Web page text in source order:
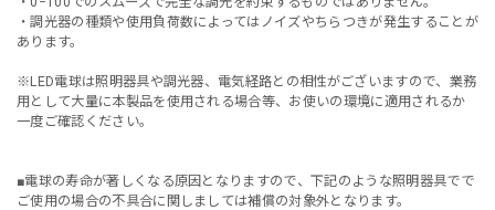
・調光器の種類や使用負荷数によってはノイズやちらつきが発生することが
あります。
※LED電球は照明器具や調光器、電気経路との相性がございますので、業務
用として大量に本製品を使用される場合等、お使いの環境に適用されるか
一度ご確認ください。
■電球の寿命が著しくなる原因となりますので、下記のような照明器具でで
ご使用の場合の不具合に関しましては補償の対象外となります。